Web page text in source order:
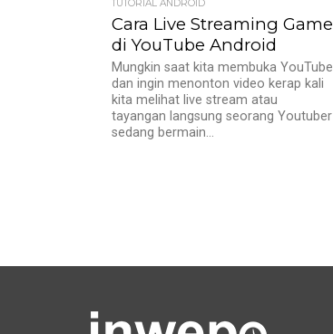
TUTORIAL ANDROID
Cara Live Streaming Game
di YouTube Android
Mungkin saat kita membuka YouTube
dan ingin menonton video kerap kali
kita melihat live stream atau
tayangan langsung seorang Youtuber
sedang bermain...